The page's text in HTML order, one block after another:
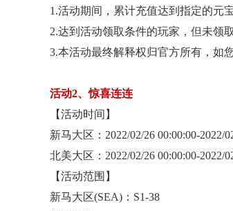
1.活动期间，累计充值达到指定的元
2.达到活动领取条件的玩家，但未领
3.本活动最终解释权归官方所有，如
活动2、惊喜连连
【活动时间】
新马大区： 2022/02/26 00:00:00-2022/
北美大区： 2022/02/26 00:00:00-2022/
【活动范围】
新马大区(SEA)：S1-38